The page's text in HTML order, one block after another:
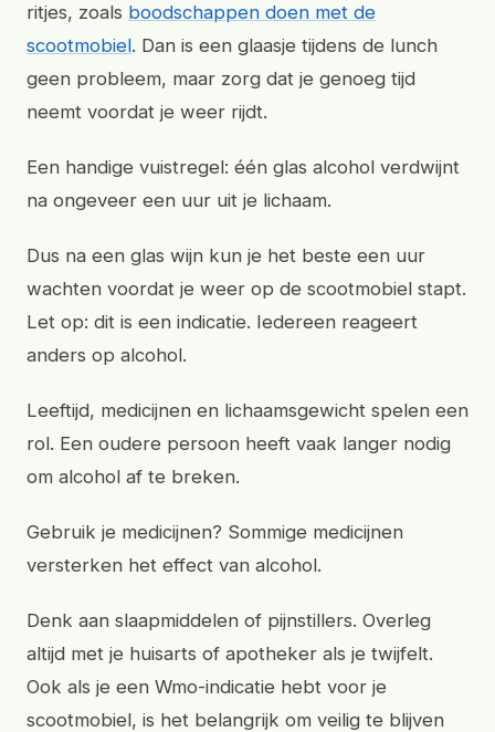
ritjes, zoals boodschappen doen met de
scootmobiel. Dan is een glaasje tijdens de lunch
geen probleem, maar zorg dat je genoeg tijd
neemt voordat je weer rijdt.
Een handige vuistregel: één glas alcohol verdwijnt
na ongeveer een uur uit je lichaam.
Dus na een glas wijn kun je het beste een uur
wachten voordat je weer op de scootmobiel stapt.
Let op: dit is een indicatie. Iedereen reageert
anders op alcohol.
Leeftijd, medicijnen en lichaamsgewicht spelen een
rol. Een oudere persoon heeft vaak langer nodig
om alcohol af te breken.
Gebruik je medicijnen? Sommige medicijnen
versterken het effect van alcohol.
Denk aan slaapmiddelen of pijnstillers. Overleg
altijd met je huisarts of apotheker als je twijfelt.
Ook als je een Wmo-indicatie hebt voor je
scootmobiel, is het belangrijk om veilig te blijven